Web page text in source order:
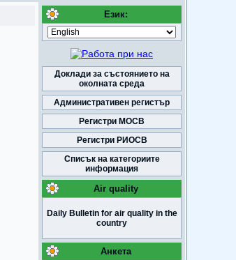
Език:
Доклади за състоянието на
околната среда
Административен регистър
Регистри МОСВ
Регистри РИОСВ
Списък на категориите
информация
Air quality
Daily Bulletin for air quality in the
country
Анкета